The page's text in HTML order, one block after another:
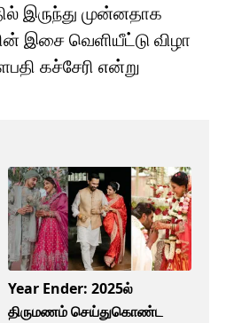
இருந்து முன்னதாக
இசை வெளியீட்டு விழா
கச்சேரி என்று
Year Ender: 2025ல்
திருமணம் செய்துகொண்ட